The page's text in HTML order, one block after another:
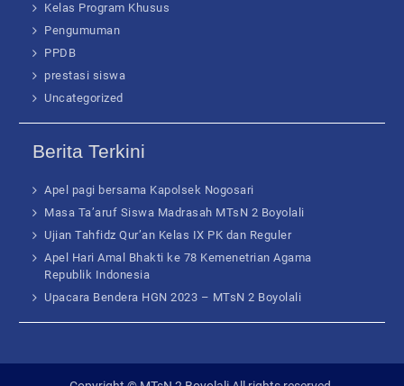
Kelas Program Khusus
Pengumuman
PPDB
prestasi siswa
Uncategorized
Berita Terkini
Apel pagi bersama Kapolsek Nogosari
Masa Ta’aruf Siswa Madrasah MTsN 2 Boyolali
Ujian Tahfidz Qur’an Kelas IX PK dan Reguler
Apel Hari Amal Bhakti ke 78 Kemenetrian Agama
Republik Indonesia
Upacara Bendera HGN 2023 – MTsN 2 Boyolali